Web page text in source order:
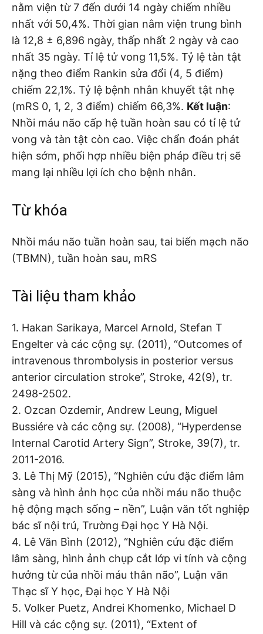
nằm viện từ 7 đến dưới 14 ngày chiếm nhiều
nhất với 50,4%. Thời gian nằm viện trung bình
là 12,8 ± 6,896 ngày, thấp nhất 2 ngày và cao
nhất 35 ngày. Tỉ lệ tử vong 11,5%. Tỷ lệ tàn tật
nặng theo điểm Rankin sửa đổi (4, 5 điểm)
chiếm 22,1%. Tỷ lệ bệnh nhân khuyết tật nhẹ
(mRS 0, 1, 2, 3 điểm) chiếm 66,3%. Kết luận:
Nhồi máu não cấp hệ tuần hoàn sau có tỉ lệ tử
vong và tàn tật còn cao. Việc chẩn đoán phát
hiện sớm, phối hợp nhiều biện pháp điều trị sẽ
mang lại nhiều lợi ích cho bệnh nhân.
Từ khóa
Nhồi máu não tuần hoàn sau, tai biến mạch não
(TBMN), tuần hoàn sau, mRS
Tài liệu tham khảo
1. Hakan Sarikaya, Marcel Arnold, Stefan T
Engelter và các cộng sự. (2011), “Outcomes of
intravenous thrombolysis in posterior versus
anterior circulation stroke”, Stroke, 42(9), tr.
2498-2502.
2. Ozcan Ozdemir, Andrew Leung, Miguel
Bussiére và các cộng sự. (2008), “Hyperdense
Internal Carotid Artery Sign”, Stroke, 39(7), tr.
2011-2016.
3. Lê Thị Mỹ (2015), “Nghiên cứu đặc điểm lâm
sàng và hình ảnh học của nhồi máu não thuộc
hệ động mạch sống – nền”, Luận văn tốt nghiệp
bác sĩ nội trú, Trường Đại học Y Hà Nội.
4. Lê Văn Bình (2012), “Nghiên cứu đặc điểm
lâm sàng, hình ảnh chụp cắt lớp vi tính và cộng
hưởng từ của nhồi máu thân não”, Luận văn
Thạc sĩ Y học, Đại học Y Hà Nội
5. Volker Puetz, Andrei Khomenko, Michael D
Hill và các cộng sự. (2011), “Extent of